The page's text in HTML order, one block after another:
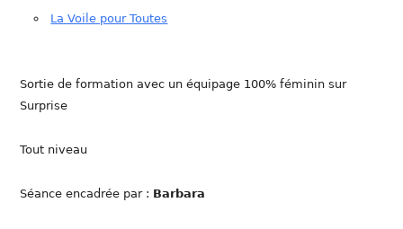
La Voile pour Toutes
Sortie de formation avec un équipage 100% féminin sur
Surprise
Tout niveau
Séance encadrée par : Barbara